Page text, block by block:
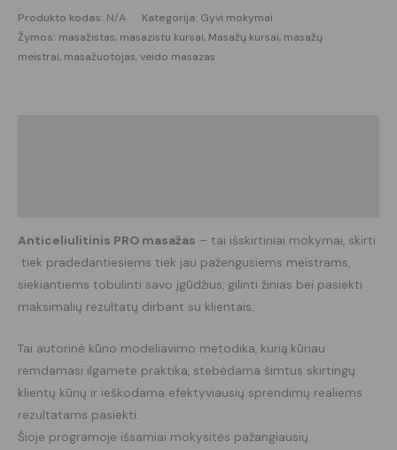
Produkto kodas: N/A Kategorija: Gyvi mokymai
Žymos: masažistas, masazistu kursai, Masažų kursai, masažų
meistrai, masažuotojas,veido masazas
Anticeliulitinis PRO masažas – tai išskirtiniai mokymai, skirti
tiek pradedantiesiems tiek jau pažengusiems meistrams,
siekiantiems tobulinti savo įgūdžius, gilinti žinias bei pasiekti
maksimalių rezultatų dirbant su klientais.
Tai autorinė kūno modeliavimo metodika, kurią kūriau
remdamasi ilgamete praktika, stebėdama šimtus skirtingų
klientų kūnų ir ieškodama efektyviausių sprendimų realiems
rezultatams pasiekti.
Šioje programoje išsamiai mokysitės pažangiausių